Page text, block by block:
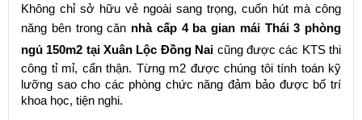
Không chỉ sở hữu vẻ ngoài sang trọng, cuốn hút mà công
năng bên trong căn nhà cấp 4 ba gian mái Thái 3 phòng
ngủ 150m2 tại Xuân Lộc Đồng Nai cũng được các KTS thi
công tỉ mỉ, cẩn thận. Từng m2 được chúng tôi tính toán kỹ
lưỡng sao cho các phòng chức năng đảm bảo được bố trí
khoa học, tiện nghi.